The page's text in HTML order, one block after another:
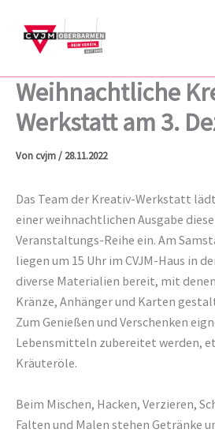
Inhalt
springen
Weihnachtliche
Werkstatt am 3.
Von cvjm/28.11.2022
Das Team der Kreativ-Werkstatt
einer weihnachtlichen Ausgabe
Veranstaltungs-Reihe ein. Am
liegen um 15 Uhr im CVJM-Haus in
diverse Materialien bereit, mit
Kränze, Anhänger und Karten
Zum Genießen und Verschenken
Lebensmitteln zubereitet werden,
Kräuteröle.
Beim Mischen, Hacken, Verzieren,
Falten und Malen stehen Getränke